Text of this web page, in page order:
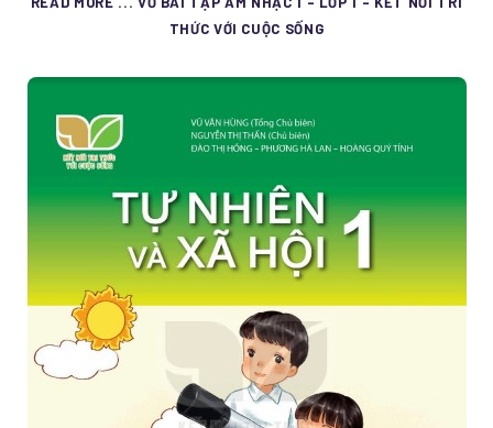
THỨC VỚI CUỘC SỐNG